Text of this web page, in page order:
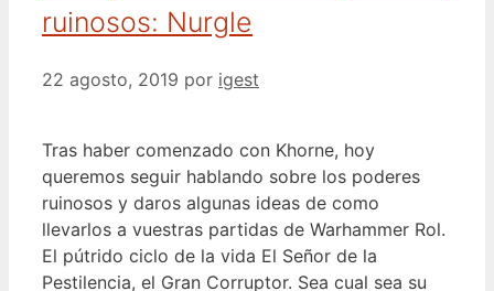
ruinosos: Nurgle
22 agosto, 2019 por igest
Tras haber comenzado con Khorne, hoy
queremos seguir hablando sobre los poderes
ruinosos y daros algunas ideas de como
llevarlos a vuestras partidas de Warhammer Rol.
El pútrido ciclo de la vida El Señor de la
Pestilencia, el Gran Corruptor. Sea cual sea su